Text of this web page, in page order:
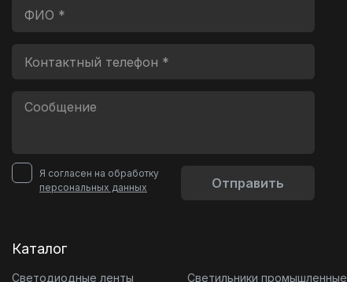
Я согласен на обработку
персональных данных
Отправить
Каталог
Светодиодные ленты Светильники промышленные,